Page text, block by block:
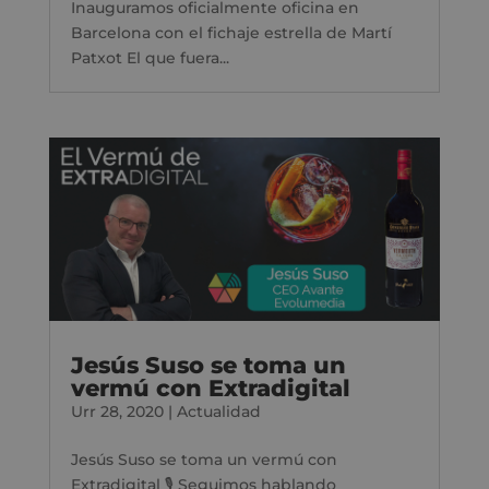
Inauguramos oficialmente oficina en
Barcelona con el fichaje estrella de Martí
Patxot El que fuera...
Jesús Suso se toma un
vermú con Extradigital
Urr 28, 2020| Actualidad
Jesús Suso se toma un vermú con
Extradigital 🎙 Seguimos hablando